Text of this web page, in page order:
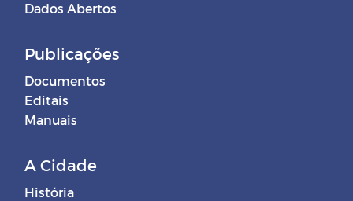
Dados Abertos
Publicações
Documentos
Editais
Manuais
A Cidade
História